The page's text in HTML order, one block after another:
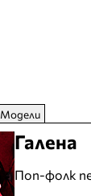
Модели
Галена
Поп-фолк